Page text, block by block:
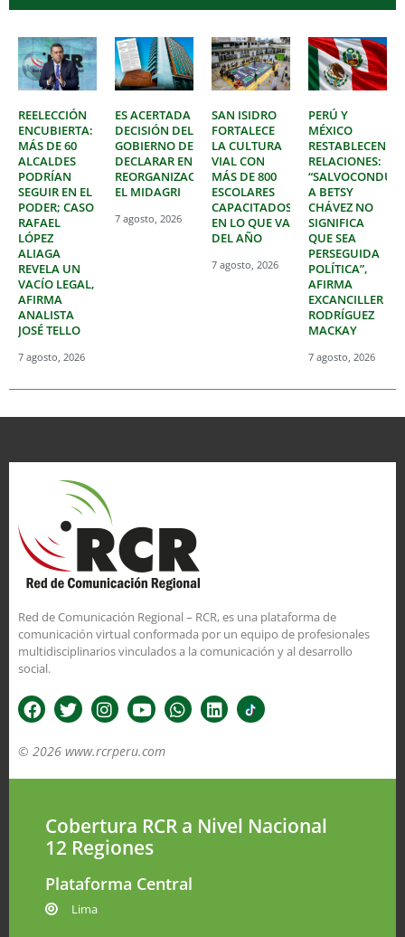
REELECCIÓN
ENCUBIERTA:
MÁS DE 60
ALCALDES
PODRÍAN
SEGUIR EN EL
PODER; CASO
RAFAEL
LÓPEZ
ALIAGA
REVELA UN
VACÍO LEGAL,
AFIRMA
ANALISTA
JOSÉ TELLO
7 agosto, 2026
ES ACERTADA
DECISIÓN DEL
GOBIERNO DE
DECLARAR EN
REORGANIZACIÓN
EL MIDAGRI
7 agosto, 2026
SAN ISIDRO
FORTALECE
LA CULTURA
VIAL CON
MÁS DE 800
ESCOLARES
CAPACITADOS
EN LO QUE VA
DEL AÑO
7 agosto, 2026
PERÚ Y
MÉXICO
RESTABLECEN
RELACIONES:
A BETSY
CHÁVEZ NO
SIGNIFICA
QUE SEA
PERSEGUIDA
POLÍTICA”,
AFIRMA
EXCANCILLER
RODRÍGUEZ
MACKAY
7 agosto, 2026
Red de Comunicación Regional – RCR, es una plataforma de
comunicación virtual conformada por un equipo de profesionales
multidisciplinarios vinculados a la comunicación y al desarrollo
social.
© 2026 www.rcrperu.com
Cobertura RCR a Nivel Nacional
12 Regiones
Plataforma Central
Lima